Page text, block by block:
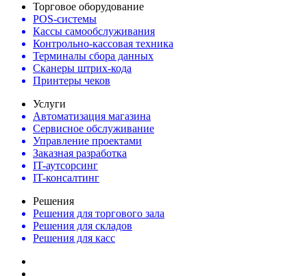
Торговое оборудование
POS-системы
Кассы самообслуживания
Контрольно-кассовая техника
Терминалы сбора данных
Сканеры штрих-кода
Принтеры чеков
Услуги
Автоматизация магазина
Сервисное обслуживание
Управление проектами
Заказная разработка
IT-аутсорсинг
IT-консалтинг
Решения
Решения для торгового зала
Решения для складов
Решения для касс